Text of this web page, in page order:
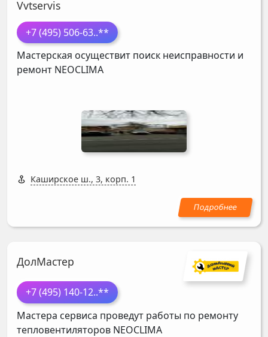
Vvtservis
+7 (495) 506-63..**
Мастерская осуществит поиск неисправности и
ремонт NEOCLIMA
Каширское ш., 3, корп. 1
ДолМастер
+7 (495) 140-12..**
Мастера сервиса проведут работы по ремонту
тепловентиляторов NEOCLIMA